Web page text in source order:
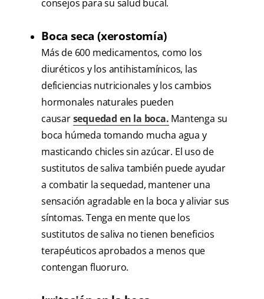
consejos para su salud bucal.
Boca seca (xerostomía)
Más de 600 medicamentos, como los
diuréticos y los antihistamínicos, las
deficiencias nutricionales y los cambios
hormonales naturales pueden
causarsequedad en la boca. Mantenga su
boca húmeda tomando mucha agua y
masticando chicles sin azúcar. El uso de
sustitutos de saliva también puede ayudar
a combatir la sequedad, mantener una
sensación agradable en la boca y aliviar sus
síntomas. Tenga en mente que los
sustitutos de saliva no tienen beneficios
terapéuticos aprobados a menos que
contengan fluoruro.